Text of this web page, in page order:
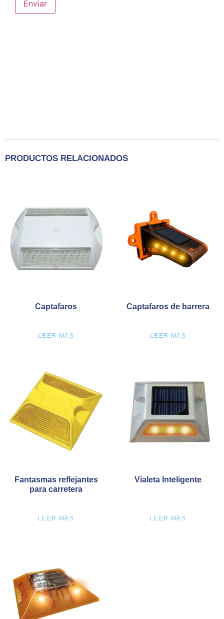
PRODUCTOS RELACIONADOS
Captafaros
LEER MÁS
Captafaros de barrera
LEER MÁS
Fantasmas reflejantes
para carretera
LEER MÁS
Vialeta Inteligente
LEER MÁS